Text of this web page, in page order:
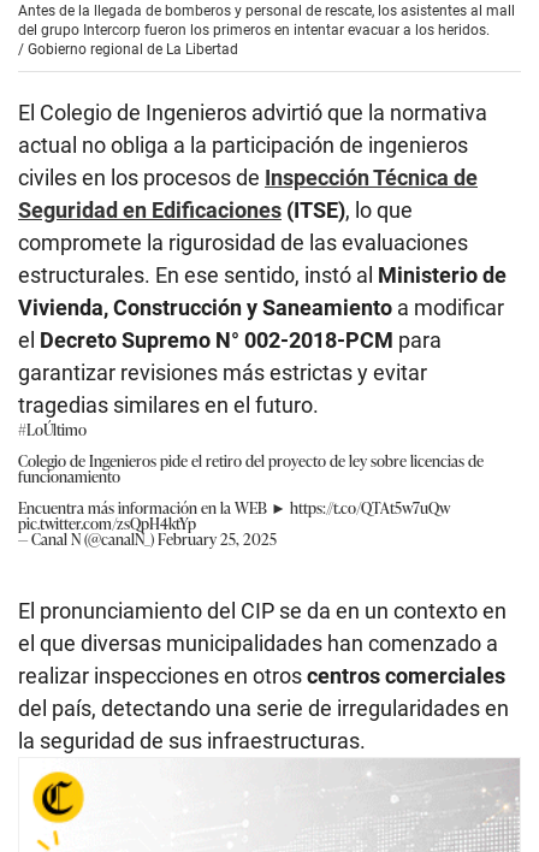
Antes de la llegada de bomberos y personal de rescate, los asistentes al mall
del grupo Intercorp fueron los primeros en intentar evacuar a los heridos.
/ Gobierno regional de La Libertad
El Colegio de Ingenieros advirtió que la normativa
actual no obliga a la participación de ingenieros
civiles en los procesos de Inspección Técnica de
Seguridad en Edificaciones (ITSE), lo que
compromete la rigurosidad de las evaluaciones
estructurales. En ese sentido, instó al Ministerio de
Vivienda, Construcción y Saneamiento a modificar
el Decreto Supremo N° 002-2018-PCM para
garantizar revisiones más estrictas y evitar
tragedias similares en el futuro.
#LoÚltimo
Colegio de Ingenieros pide el retiro del proyecto de ley sobre licencias de
funcionamiento
Encuentra más información en la WEB ► https://t.co/QTAt5w7uQw
pic.twitter.com/zsQpH4ktYp
— Canal N (@canalN_)February 25, 2025
El pronunciamiento del CIP se da en un contexto en
el que diversas municipalidades han comenzado a
realizar inspecciones en otroscentros comerciales
del país, detectando una serie de irregularidades en
la seguridad de sus infraestructuras.